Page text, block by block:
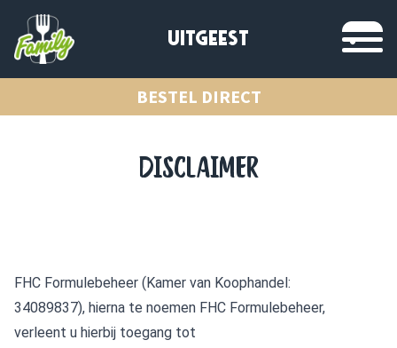
UITGEEST
BESTEL DIRECT
DISCLAIMER
FHC Formulebeheer (Kamer van Koophandel:
34089837), hierna te noemen FHC Formulebeheer,
verleent u hierbij toegang tot